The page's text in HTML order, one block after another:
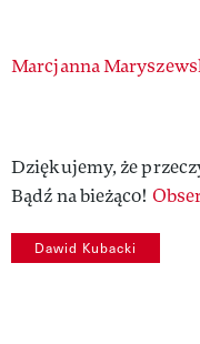
Authors
Marcjanna
Dziękujemy, że
Bądź na bieżąco!
Dawid Kubacki